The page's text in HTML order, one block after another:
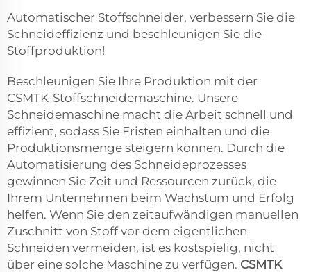
Automatischer Stoffschneider, verbessern Sie die
Schneideffizienz und beschleunigen Sie die
Stoffproduktion!
Beschleunigen Sie Ihre Produktion mit der
CSMTK-Stoffschneidemaschine. Unsere
Schneidemaschine macht die Arbeit schnell und
effizient, sodass Sie Fristen einhalten und die
Produktionsmenge steigern können. Durch die
Automatisierung des Schneideprozesses
gewinnen Sie Zeit und Ressourcen zurück, die
Ihrem Unternehmen beim Wachstum und Erfolg
helfen. Wenn Sie den zeitaufwändigen manuellen
Zuschnitt von Stoff vor dem eigentlichen
Schneiden vermeiden, ist es kostspielig, nicht
über eine solche Maschine zu verfügen. CSMTK